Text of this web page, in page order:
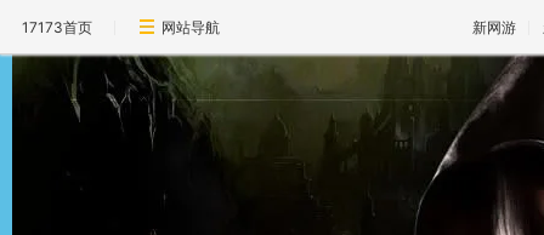
17173首页 网站导航 新网游